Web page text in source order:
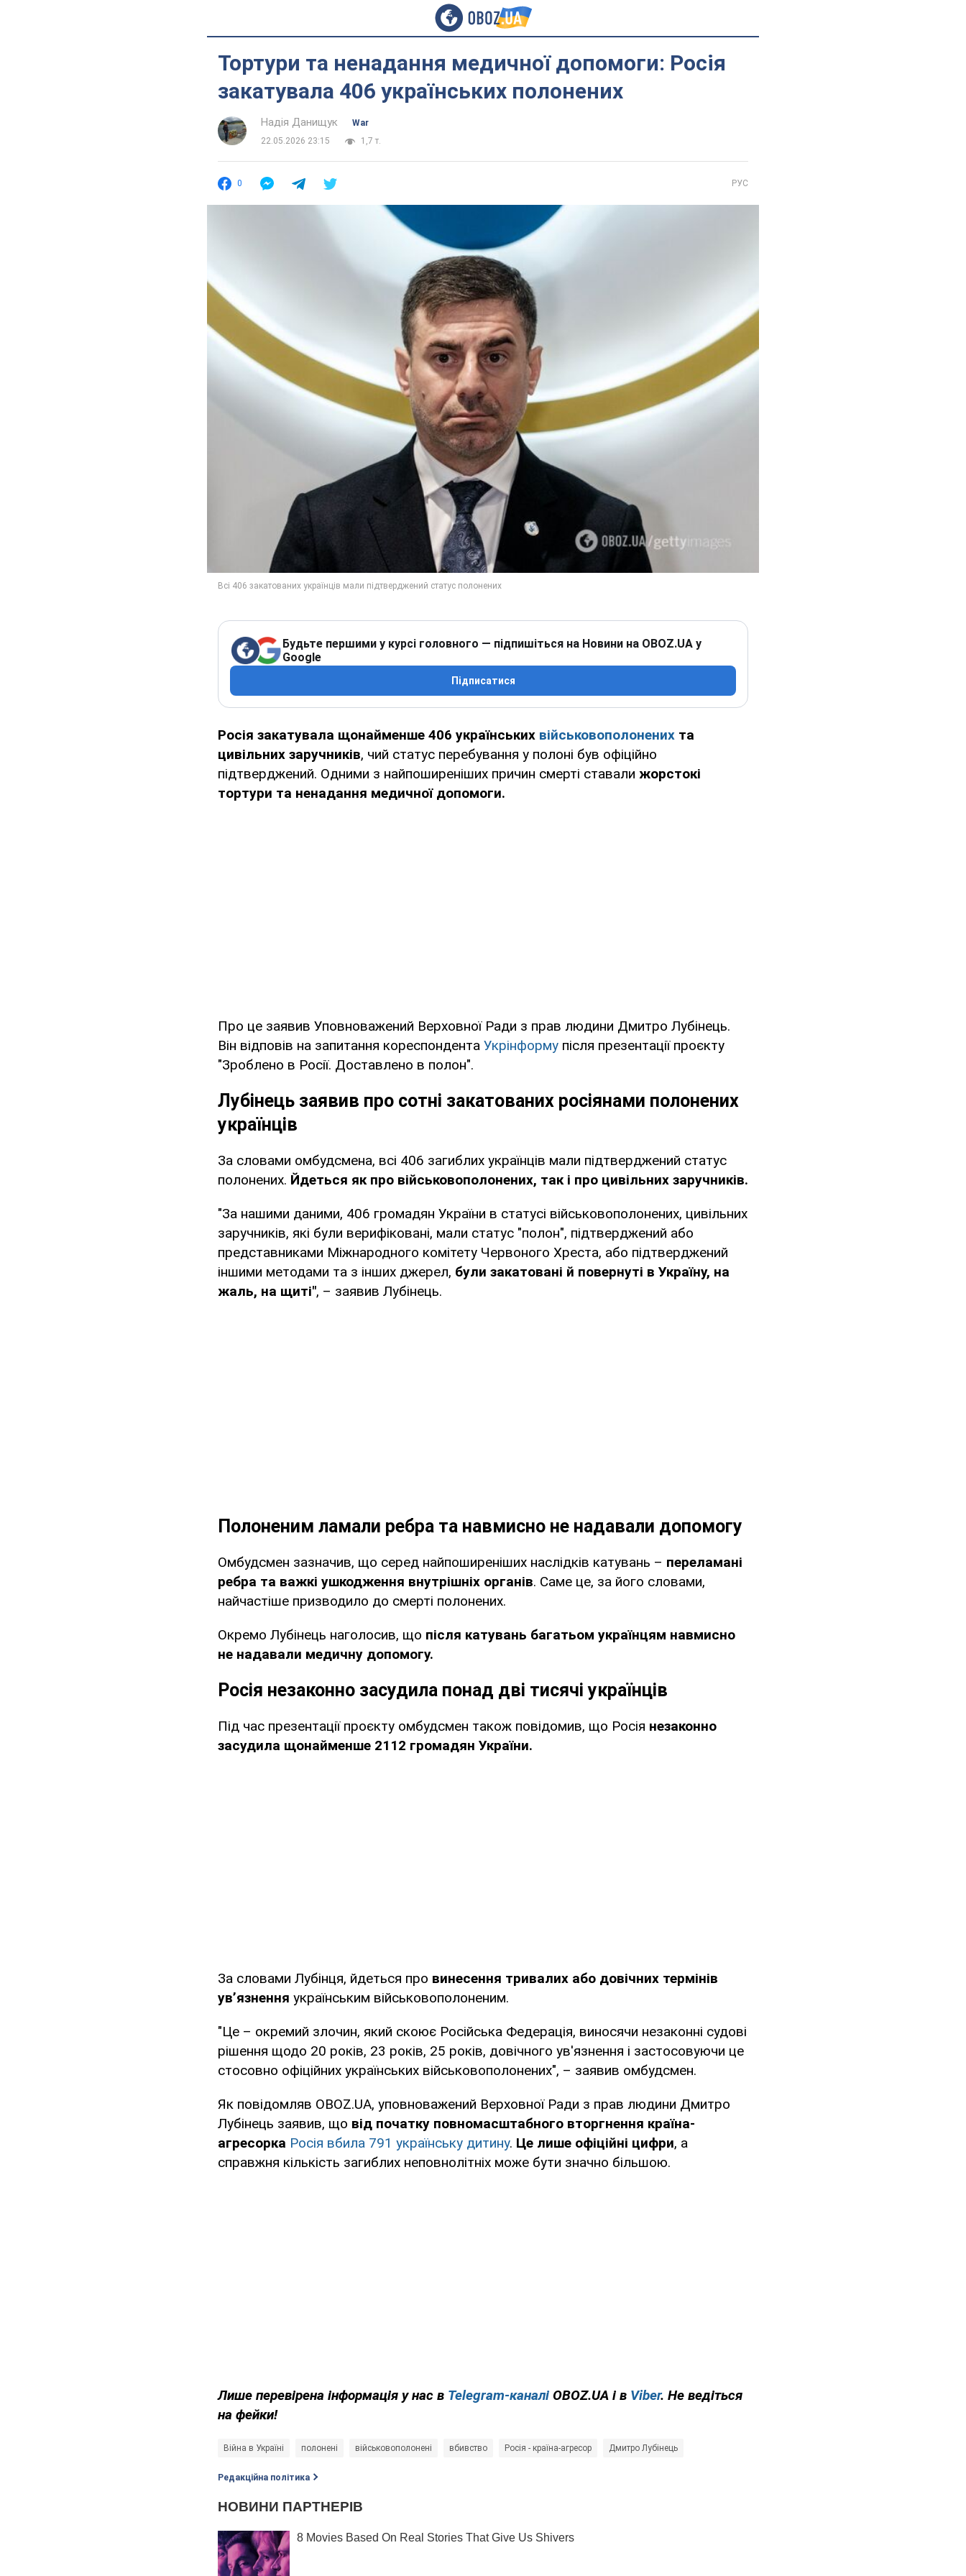
Тортури та ненадання медичної допомоги: Росія
закатувала 406 українських полонених
Надія Данищук
War
22.05.2026 23:15
1,7 т.
0 РУС
Будьте першими у курсі головного — підпишіться на Новини на OBOZ.UA у
Google
Підписатися
Росія закатувала щонайменше 406 українських військовополонених та
цивільних заручників, чий статус перебування у полоні був офіційно
підтверджений. Одними з найпоширеніших причин смерті ставали жорстокі
тортури та ненадання медичної допомоги.
Про це заявив Уповноважений Верховної Ради з прав людини Дмитро Лубінець.
Він відповів на запитання кореспондента Укрінформу після презентації проєкту
"Зроблено в Росії. Доставлено в полон".
Лубінець заявив про сотні закатованих росіянами полонених
українців
За словами омбудсмена, всі 406 загиблих українців мали підтверджений статус
полонених. Йдеться як про військовополонених, так і про цивільних заручників.
"За нашими даними, 406 громадян України в статусі військовополонених, цивільних
заручників, які були верифіковані, мали статус "полон", підтверджений або
представниками Міжнародного комітету Червоного Хреста, або підтверджений
іншими методами та з інших джерел, були закатовані й повернуті в Україну, на
жаль, на щиті", – заявив Лубінець.
Полоненим ламали ребра та навмисно не надавали допомогу
Омбудсмен зазначив, що серед найпоширеніших наслідків катувань – переламані
ребра та важкі ушкодження внутрішніх органів. Саме це, за його словами,
найчастіше призводило до смерті полонених.
Окремо Лубінець наголосив, що після катувань багатьом українцям навмисно
не надавали медичну допомогу.
Росія незаконно засудила понад дві тисячі українців
Під час презентації проєкту омбудсмен також повідомив, що Росія незаконно
засудила щонайменше 2112 громадян України.
За словами Лубінця, йдеться про винесення тривалих або довічних термінів
ув’язнення українським військовополоненим.
"Це – окремий злочин, який скоює Російська Федерація, виносячи незаконні судові
рішення щодо 20 років, 23 років, 25 років, довічного ув'язнення і застосовуючи це
стосовно офіційних українських військовополонених", – заявив омбудсмен.
Як повідомляв OBOZ.UA, уповноважений Верховної Ради з прав людини Дмитро
Лубінець заявив, що від початку повномасштабного вторгнення країна-
агресорка Росія вбила 791 українську дитину. Це лише офіційні цифри, а
справжня кількість загиблих неповнолітніх може бути значно більшою.
Лише перевірена інформація у нас в Telegram-каналі OBOZ.UA і в Viber. Не ведіться
на фейки!
Війна в Україні полонені військовополонені вбивство Росія - країна-агресор Дмитро Лубінець
Редакційна політика